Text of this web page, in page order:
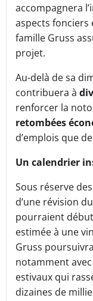
accompagnera
aspects fonciers
famille Gruss
projet.
Au-delà de sa
contribuera à
renforcer la
retombées
d’emplois que
Un calendrier
Sous réserve
d’une révision
pourraient
estimée à une
Gruss
notamment
estivaux qui
dizaines de